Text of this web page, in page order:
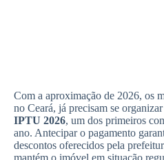
Com a aproximação de 2026, os
no Ceará, já precisam se
IPTU 2026, um dos primeiros
ano. Antecipar o pagamento
descontos oferecidos pela